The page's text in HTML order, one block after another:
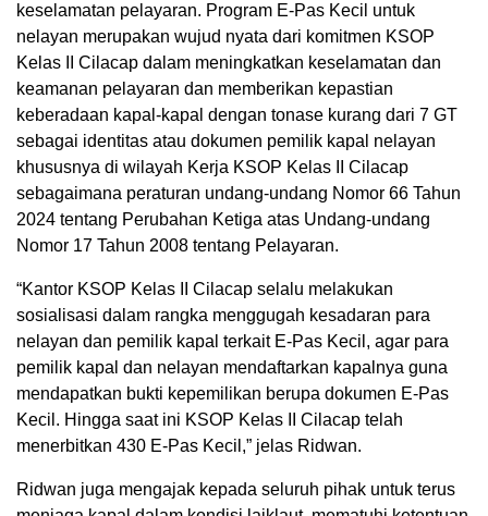
keselamatan pelayaran. Program E-Pas Kecil untuk
nelayan merupakan wujud nyata dari komitmen KSOP
Kelas II Cilacap dalam meningkatkan keselamatan dan
keamanan pelayaran dan memberikan kepastian
keberadaan kapal-kapal dengan tonase kurang dari 7 GT
sebagai identitas atau dokumen pemilik kapal nelayan
khususnya di wilayah Kerja KSOP Kelas II Cilacap
sebagaimana peraturan undang-undang Nomor 66 Tahun
2024 tentang Perubahan Ketiga atas Undang-undang
Nomor 17 Tahun 2008 tentang Pelayaran.
“Kantor KSOP Kelas II Cilacap selalu melakukan
sosialisasi dalam rangka menggugah kesadaran para
nelayan dan pemilik kapal terkait E-Pas Kecil, agar para
pemilik kapal dan nelayan mendaftarkan kapalnya guna
mendapatkan bukti kepemilikan berupa dokumen E-Pas
Kecil. Hingga saat ini KSOP Kelas II Cilacap telah
menerbitkan 430 E-Pas Kecil,” jelas Ridwan.
Ridwan juga mengajak kepada seluruh pihak untuk terus